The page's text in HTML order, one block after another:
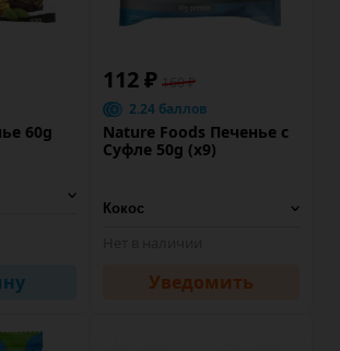
60g
112 ₽ 160 ₽
2.24 баллов
Nature Foods Печенье с
Суфле 50g (х9)
Уведомить